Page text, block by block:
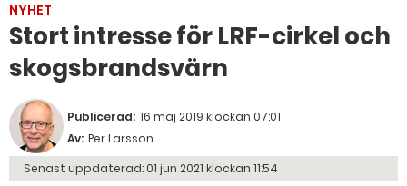
NYHET
Stort intresse för LRF-cirkel och
skogsbrandsvärn
Publicerad: 16 maj 2019 klockan 07:01
Av: Per Larsson
Senast uppdaterad: 01 jun 2021 klockan 11:54